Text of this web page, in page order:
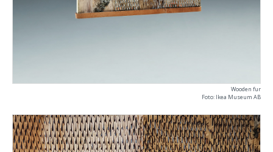
Wooden fur
Foto: Ikea Museum AB